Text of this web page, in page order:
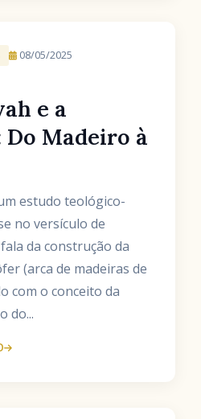
08/05/2025
e a
Do Madeiro à
estudo teológico-
no versículo de
da construção da
(arca de madeiras de
com o conceito da
do...